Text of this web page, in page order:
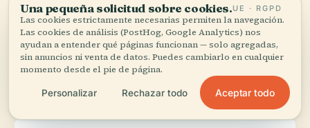
Museo Nacional de
Escocia:
Exposiciones sobre historia,
ciencia y cultura.
Escocia:
Colecciones de arte en
Princes Street.
Una pequeña solicitud sobre cookies.UE · RGPD
Las cookies estrictamente necesarias permiten la navegación.
Las cookies de análisis (PostHog, Google Analytics) nos
ayudan a entender qué páginas funcionan — solo agregadas,
sin anuncios ni venta de datos. Puedes cambiarlo en cualquier
momento desde el pie de página.
Personalizar Rechazar todo Aceptar todo